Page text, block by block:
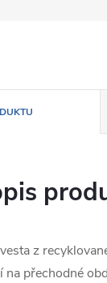
z
na přechodné